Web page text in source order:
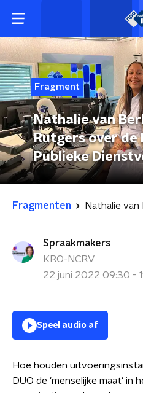
Fragment
Nathalie van
Rutgers over de
Publieke
Fragmenten
Spraakmakers
KRO-NCRV
22 juni 2022 09:30 -
Speel audio af
Hoe houden
DUO de 'menselijke maat' in